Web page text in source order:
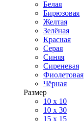
Белая
Бирюзовая
Желтая
Зелёная
Красная
Серая
Синяя
Сиреневая
Фиолетовая
Чёрная
Размер
10 х 10
10 x 30
15 x 15